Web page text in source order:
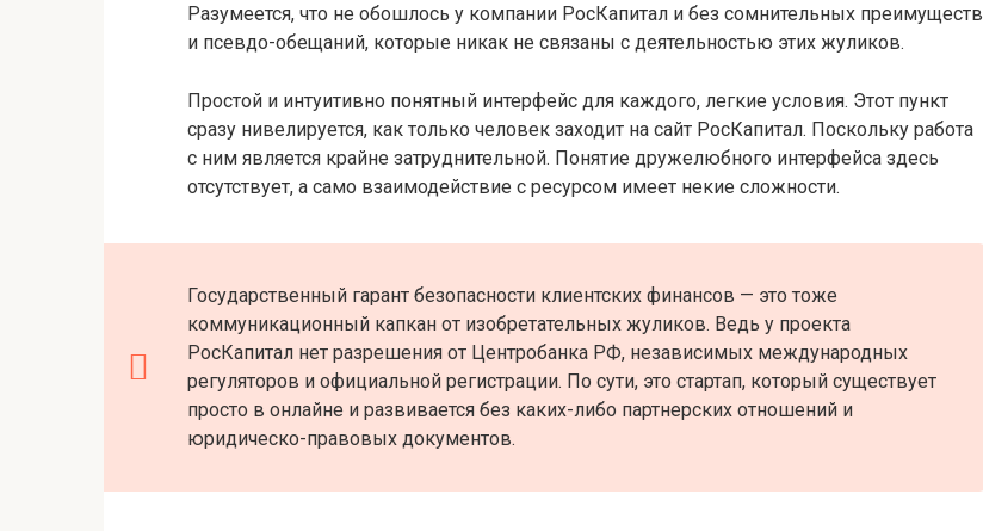
Разумеется, что не обошлось у компании РосКапитал и без сомнительных преимуществ
и псевдо-обещаний, которые никак не связаны с деятельностью этих жуликов.
Простой и интуитивно понятный интерфейс для каждого, легкие условия. Этот пункт
сразу нивелируется, как только человек заходит на сайт РосКапитал. Поскольку работа
с ним является крайне затруднительной. Понятие дружелюбного интерфейса здесь
отсутствует, а само взаимодействие с ресурсом имеет некие сложности.
Государственный гарант безопасности клиентских финансов — это тоже
коммуникационный капкан от изобретательных жуликов. Ведь у проекта
РосКапитал нет разрешения от Центробанка РФ, независимых международных
регуляторов и официальной регистрации. По сути, это стартап, который существует
просто в онлайне и развивается без каких-либо партнерских отношений и
юридическо-правовых документов.